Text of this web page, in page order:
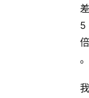
差
5
倍
。
我